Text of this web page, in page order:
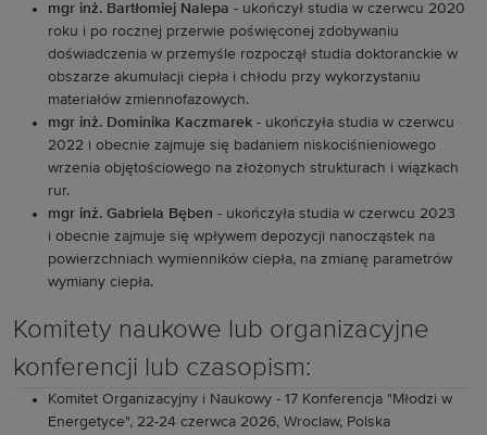
mgr inż. Bartłomiej Nalepa - ukończył studia w czerwcu 2020
roku i po rocznej przerwie poświęconej zdobywaniu
doświadczenia w przemyśle rozpoczął studia doktoranckie w
obszarze akumulacji ciepła i chłodu przy wykorzystaniu
materiałów zmiennofazowych.
mgr inż. Dominika Kaczmarek - ukończyła studia w czerwcu
2022 i obecnie zajmuje się badaniem niskociśnieniowego
wrzenia objętościowego na złożonych strukturach i wiązkach
rur.
mgr inż. Gabriela Bęben - ukończyła studia w czerwcu 2023
i obecnie zajmuje się wpływem depozycji nanocząstek na
powierzchniach wymienników ciepła, na zmianę parametrów
wymiany ciepła.
Komitety naukowe lub organizacyjne
konferencji lub czasopism:
Komitet Organizacyjny i Naukowy - 17 Konferencja "Młodzi w
Energetyce", 22-24 czerwca 2026, Wroclaw, Polska